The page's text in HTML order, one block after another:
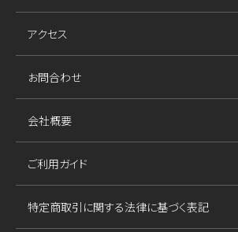
アクセス
お問合わせ
会社概要
ご利用ガイド
特定商取引に関する法律に基づく表記